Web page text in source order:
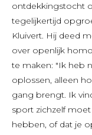
ontdekkingstocht
tegelijkertijd
Kluivert. Hij deed
over openlijk
te maken: "Ik heb
oplossen, alleen
gang brengt. Ik
sport zichzelf
hebben, of dat je